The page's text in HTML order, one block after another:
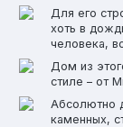
Для его
хоть в
человека,
Дом из
стиле – от
Абсолютно
каменных,